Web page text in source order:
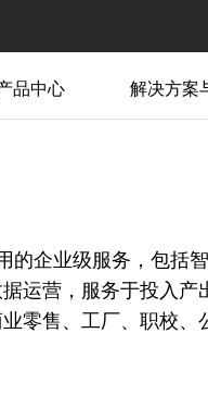
品中心 解决方案
的企业级服务，包括
运营，服务于投入
零售、工厂、职校、